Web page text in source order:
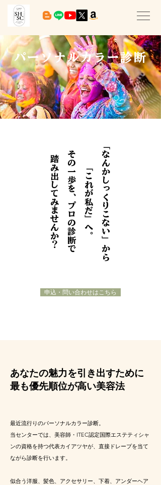
パーソナルカラー診断
「なんかしっくりこない」から
「これが私だ」へ。
その一歩を、
プロの診断で
踏み出してみませんか？
申込・問い合わせはこちら
あなたの魅力を引き出すために
最も優先順位が高い美容法
最近流行りのパーソナルカラー診断。
当センターでは、美容師・ITEC認定国際エステティシャ
ンの資格を持つ代表カイアツヤが、直接ドレープを当て
ながら診断を行います。
似合う洋服、髪色、アクセサリー、下着、アンダーヘア